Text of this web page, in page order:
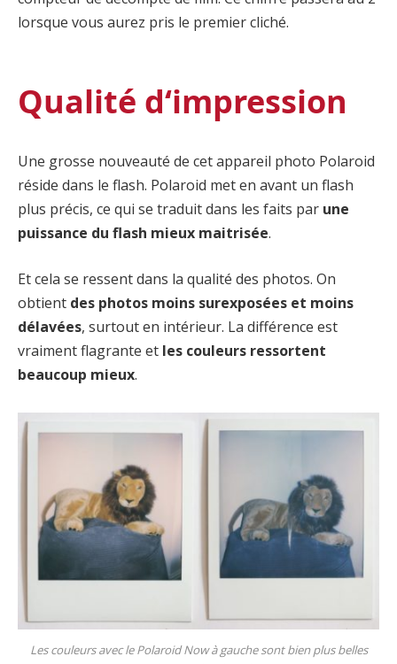
lorsque vous aurez pris le premier cliché.
Qualité d‘impression
Une grosse nouveauté de cet appareil photo Polaroid
réside dans le flash. Polaroid met en avant un flash
plus précis, ce qui se traduit dans les faits par une
puissance du flash mieux maitrisée.
Et cela se ressent dans la qualité des photos. On
obtient des photos moins surexposées et moins
délavées, surtout en intérieur. La différence est
vraiment flagrante et les couleurs ressortent
beaucoup mieux.
Les couleurs avec le Polaroid Now à gauche sont bien plus belles